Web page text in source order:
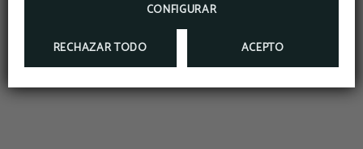
CONFIGURAR
RECHAZAR TODO ACEPTO